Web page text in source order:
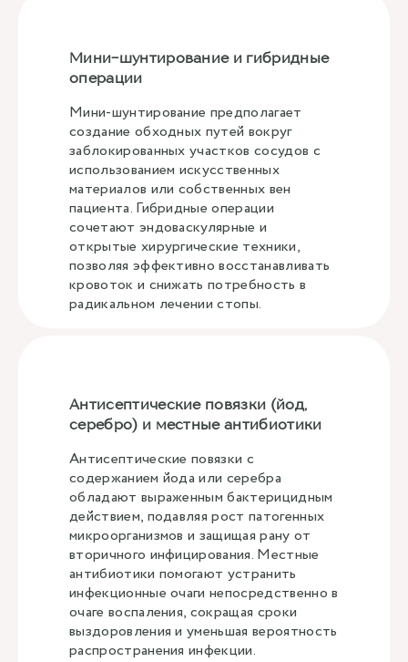
Мини-шунтирование и гибридные
операции
Мини-шунтирование предполагает
создание обходных путей вокруг
заблокированных участков сосудов с
использованием искусственных
материалов или собственных вен
пациента. Гибридные операции
сочетают эндоваскулярные и
открытые хирургические техники,
позволяя эффективно восстанавливать
кровоток и снижать потребность в
радикальном лечении стопы.
Антисептические повязки (йод,
серебро) и местные антибиотики
Антисептические повязки с
содержанием йода или серебра
обладают выраженным бактерицидным
действием, подавляя рост патогенных
микроорганизмов и защищая рану от
вторичного инфицирования. Местные
антибиотики помогают устранить
инфекционные очаги непосредственно в
очаге воспаления, сокращая сроки
выздоровления и уменьшая вероятность
распространения инфекции.